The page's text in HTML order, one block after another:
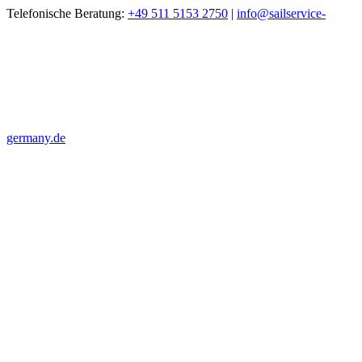
Zum
Telefonische Beratung: +49 511 5153 2750 | info@sailservice-
germany.de